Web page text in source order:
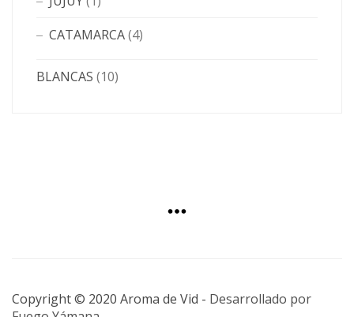
CATAMARCA(4)
BLANCAS (10)
Copyright © 2020 Aroma de Vid - Desarrollado por